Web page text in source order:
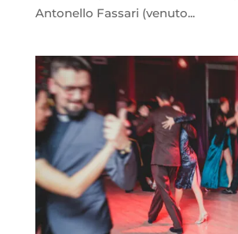
Antonello Fassari (venuto...